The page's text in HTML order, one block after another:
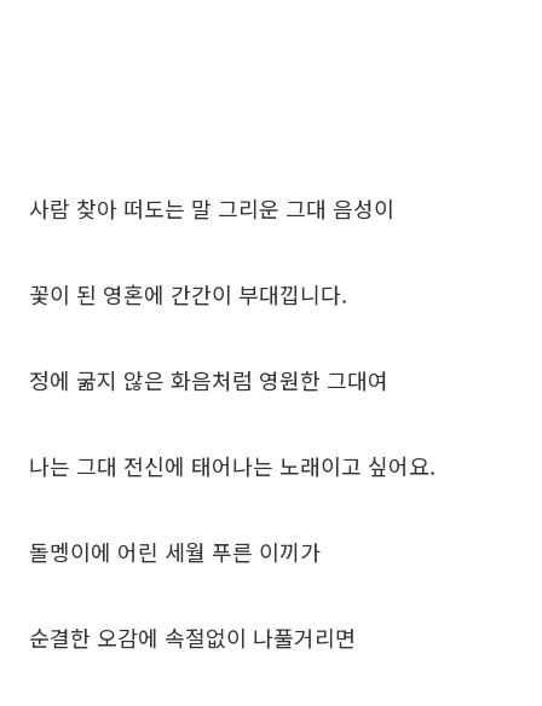
사람 찾아 떠도는 말 그리운 그대 음성이
꽃이 된 영혼에 간간이 부대낍니다.
정에 굶지 않은 화음처럼 영원한 그대여
나는 그대 전신에 태어나는 노래이고 싶어요.
돌멩이에 어린 세월 푸른 이끼가
순결한 오감에 속절없이 나풀거리면